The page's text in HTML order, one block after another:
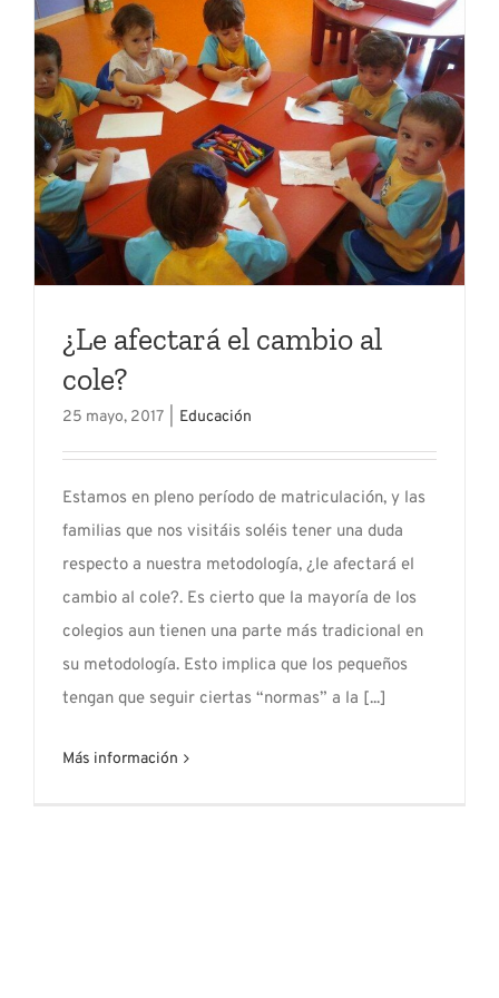
¿Le afectará el cambio al
cole?
25 mayo, 2017 Educación
Estamos en pleno período de matriculación, y las
familias que nos visitáis soléis tener una duda
respecto a nuestra metodología, ¿le afectará el
cambio al cole?. Es cierto que la mayoría de los
colegios aun tienen una parte más tradicional en
su metodología. Esto implica que los pequeños
tengan que seguir ciertas “normas” a la [...]
Más información